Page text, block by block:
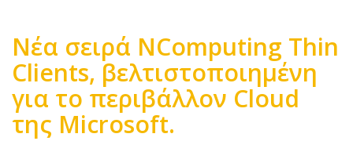
Νέα σειρά NComputing Thin
Clients, βελτιστοποιημένη
για το περιβάλλον Cloud
της Microsoft.